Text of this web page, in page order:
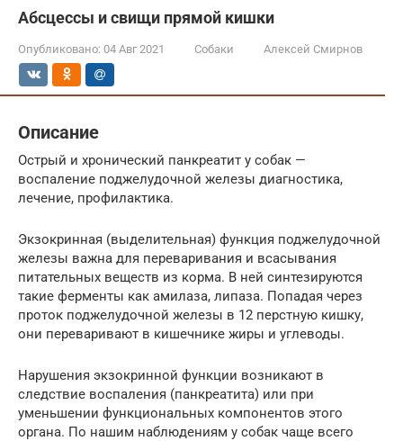
Абсцессы и cвищи прямой кишки
Опубликовано: 04 Авг 2021 Собаки Алексей Смирнов
Описание
Острый и хронический панкреатит у собак —
воспаление поджелудочной железы диагностика,
лечение, профилактика.
Экзокринная (выделительная) функция поджелудочной
железы важна для переваривания и всасывания
питательных веществ из корма. В ней синтезируются
такие ферменты как амилаза, липаза. Попадая через
проток поджелудочной железы в 12 перстную кишку,
они переваривают в кишечнике жиры и углеводы.
Нарушения экзокринной функции возникают в
следствие воспаления (панкреатита) или при
уменьшении функциональных компонентов этого
органа. По нашим наблюдениям у собак чаще всего